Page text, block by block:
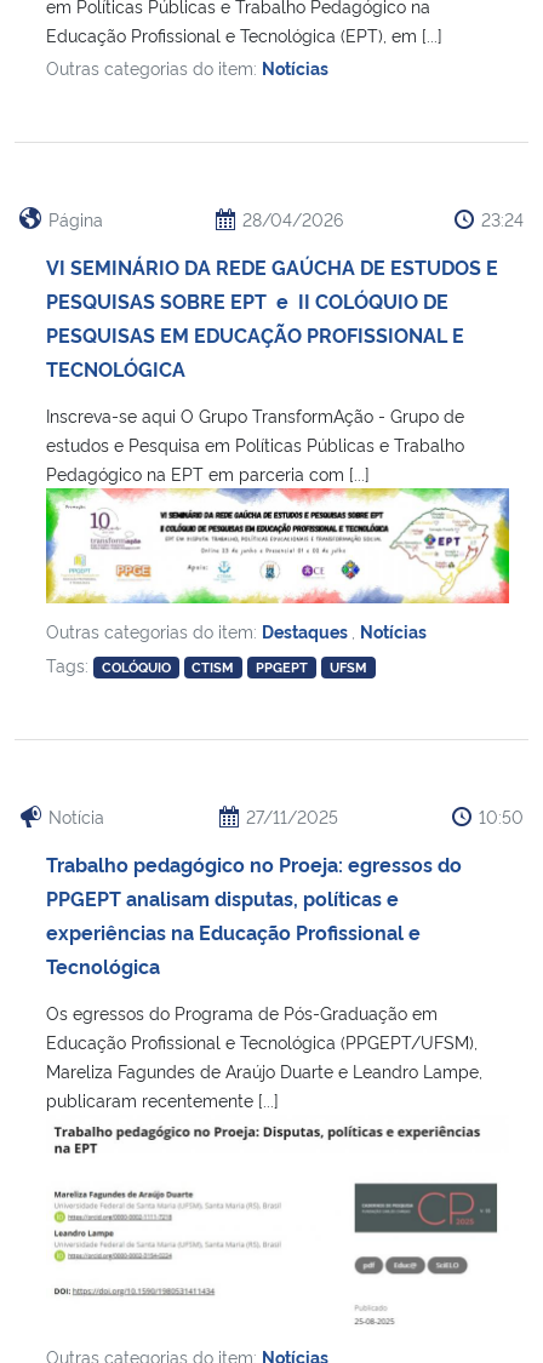
em Políticas Públicas e Trabalho Pedagógico na
Educação Profissional e Tecnológica (EPT), em [...]
Outras categorias do item: Notícias
Página 28/04/2026 23:24
VI SEMINÁRIO DA REDE GAÚCHA DE ESTUDOS E
PESQUISAS SOBRE EPT e II COLÓQUIO DE
PESQUISAS EM EDUCAÇÃO PROFISSIONAL E
TECNOLÓGICA
Inscreva-se aqui O Grupo TransformAção - Grupo de
estudos e Pesquisa em Políticas Públicas e Trabalho
Pedagógico na EPT em parceria com [...]
Outras categorias do item: Destaques Notícias
Tags:
COLÓQUIO CTISM PPGEPT UFSM
Notícia 27/11/2025 10:50
Trabalho pedagógico no Proeja: egressos do
PPGEPT analisam disputas, políticas e
experiências na Educação Profissional e
Tecnológica
Os egressos do Programa de Pós-Graduação em
Educação Profissional e Tecnológica (PPGEPT/UFSM),
Mareliza Fagundes de Araújo Duarte e Leandro Lampe,
publicaram recentemente [...]
Outras categorias do item: Notícias